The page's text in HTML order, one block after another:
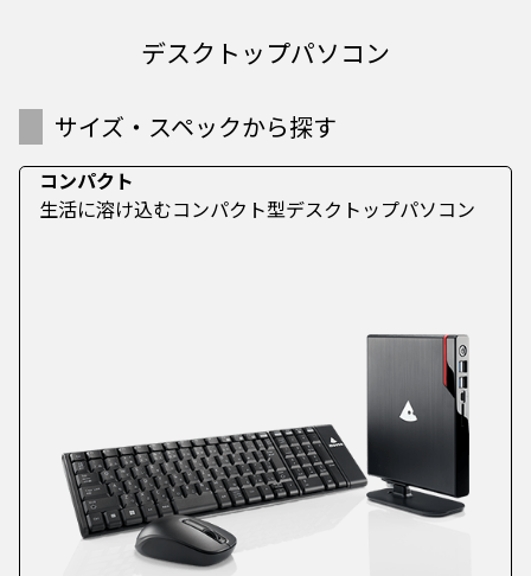
デスクトップパソコン
サイズ・スペックから探す
コンパクト
生活に溶け込むコンパクト型デスクトップパソコン